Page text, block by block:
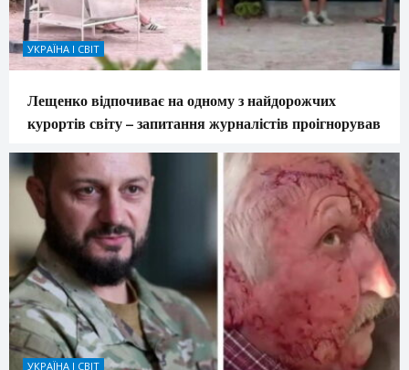
УКРАЇНА І СВІТ
Лещенко відпочиває на одному з найдорожчих
курортів світу – запитання журналістів проігнорував
УКРАЇНА І СВІТ